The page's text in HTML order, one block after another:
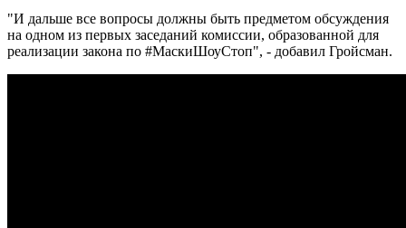
"И дальше все вопросы должны быть предметом обсуждения
на одном из первых заседаний комиссии, образованной для
реализации закона по #МаскиШоуСтоп", - добавил Гройсман.